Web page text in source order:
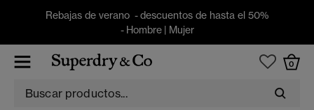
Rebajas de verano - descuentos de hasta el 50%
- Hombre| Mujer
0